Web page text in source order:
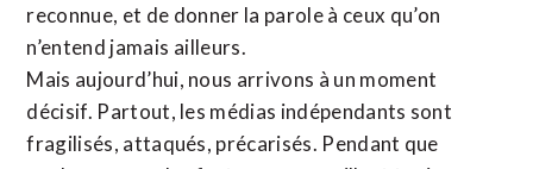
reconnue, et de donner la parole à ceux qu’on
n’entend jamais ailleurs.
Mais aujourd’hui, nous arrivons à un moment
décisif. Partout, les médias indépendants sont
fragilisés, attaqués, précarisés. Pendant que